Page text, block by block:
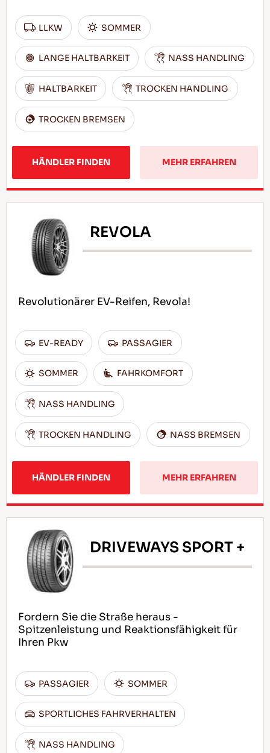
LLKW SOMMER
LANGE HALTBARKEIT NASS HANDLING
HALTBARKEIT TROCKEN HANDLING
TROCKEN BREMSEN
HÄNDLER FINDEN MEHR ERFAHREN
REVOLA
Revolutionärer EV-Reifen, Revola!
EV-READY PASSAGIER
SOMMER FAHRKOMFORT
NASS HANDLING
TROCKEN HANDLING NASS BREMSEN
HÄNDLER FINDEN MEHR ERFAHREN
DRIVEWAYS SPORT +
Fordern Sie die Straße heraus -
Spitzenleistung und Reaktionsfähigkeit für
Ihren Pkw
PASSAGIER SOMMER
SPORTLICHES FAHRVERHALTEN
NASS HANDLING